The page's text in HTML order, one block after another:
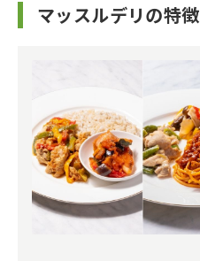
マッスルデリの特徴